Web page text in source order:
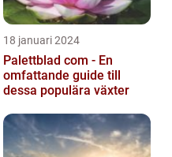
18 januari 2024
Palettblad com - En
omfattande guide till
dessa populära växter